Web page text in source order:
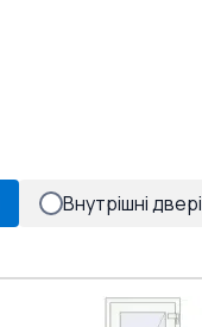
Внутрішні двері